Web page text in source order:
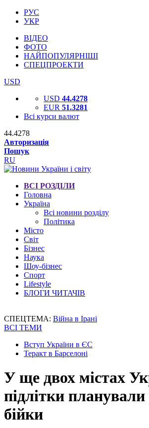
РУС
УКР
ВІДЕО
ФОТО
НАЙПОПУЛЯРНІШІ
СПЕЦПРОЕКТИ
USD
USD 44.4278
EUR 51.3281
Всі курси валют
44.4278
Авторизація
Пошук
RU
ВСІ РОЗДІЛИ
Головна
Україна
Всі новини розділу
Політика
Місто
Світ
Бізнес
Наука
Шоу-бізнес
Спорт
Lifestyle
БЛОГИ ЧИТАЧІВ
СПЕЦТЕМА: Війна в Ірані
ВСІ ТЕМИ
Вступ України в ЄС
Теракт в Барселоні
У ще двох містах
підлітки планували
бійки